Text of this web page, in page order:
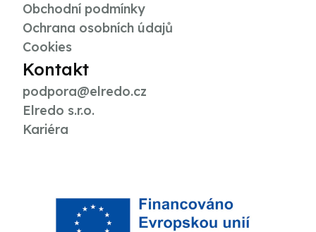
Obchodní podmínky
Ochrana osobních údajů
Cookies
Kontakt
podpora@elredo.cz
Elredo s.r.o.
Kariéra